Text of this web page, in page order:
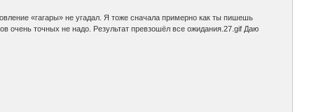
«гагары» не угадал. Я тоже сначала примерно как ты пишешь
очень точных не надо. Результат превзошёл все ожидания.27.gif Даю